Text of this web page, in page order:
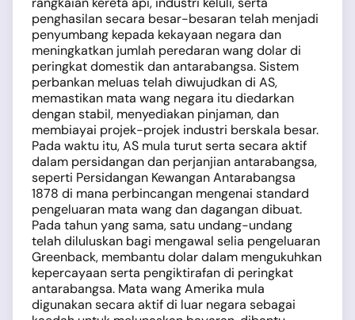
penghasilan secara besar-besaran telah menjadi
penyumbang kepada kekayaan negara dan
meningkatkan jumlah peredaran wang dolar di
peringkat domestik dan antarabangsa. Sistem
perbankan meluas telah diwujudkan di AS,
memastikan mata wang negara itu diedarkan
dengan stabil, menyediakan pinjaman, dan
membiayai projek-projek industri berskala besar.
Pada waktu itu, AS mula turut serta secara aktif
dalam persidangan dan perjanjian antarabangsa,
seperti Persidangan Kewangan Antarabangsa
1878 di mana perbincangan mengenai standard
pengeluaran mata wang dan dagangan dibuat.
Pada tahun yang sama, satu undang-undang
telah diluluskan bagi mengawal selia pengeluaran
Greenback, membantu dolar dalam mengukuhkan
kepercayaan serta pengiktirafan di peringkat
antarabangsa. Mata wang Amerika mula
digunakan secara aktif di luar negara sebagai